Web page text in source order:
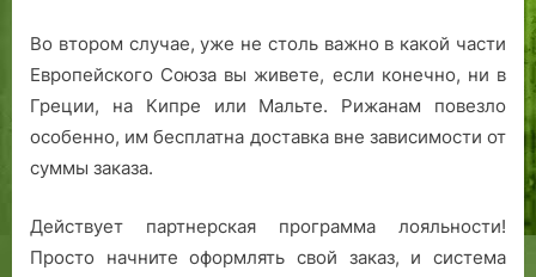
Во втором случае, уже не столь важно в какой части
Европейского Союза вы живете, если конечно, ни в
Греции, на Кипре или Мальте. Рижанам повезло
особенно, им бесплатна доставка вне зависимости от
суммы заказа.
Действует партнерская программа лояльности!
Просто начните оформлять свой заказ, и система